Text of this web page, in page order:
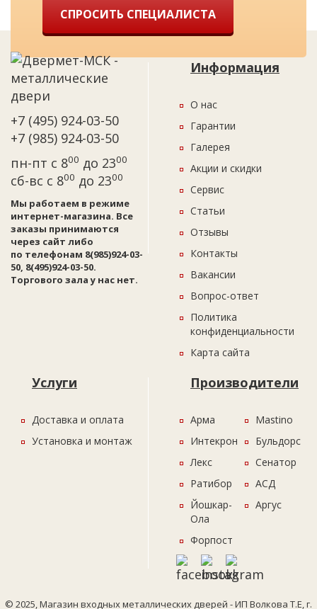
СПРОСИТЬ СПЕЦИАЛИСТА
+7 (495) 924-03-50
+7 (985) 924-03-50
пн-пт с 800 до 2300
сб-вс с 800 до 2300
Мы работаем в режиме
интернет-магазина. Все
заказы принимаются
через сайт либо
по телефонам 8(985)924-03-
50, 8(495)924-03-50.
Торгового зала у нас нет.
Информация
О нас
Гарантии
Галерея
Акции и скидки
Сервис
Статьи
Отзывы
Контакты
Вакансии
Вопрос-ответ
Политика
конфиденциальности
Карта сайта
Услуги
Доставка и оплата
Установка и монтаж
Производители
Арма
Интекрон
Лекс
Ратибор
Йошкар-
Ола
Форпост
Mastino
Бульдорс
Сенатор
АСД
Аргус
© 2025, Магазин входных металлических дверей - ИП Волкова Т.Е, г.